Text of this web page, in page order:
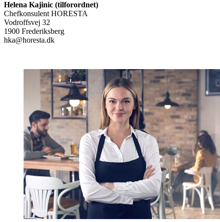
Helena Kajinic (tilforordnet)
Chefkonsulent HORESTA
Vodroffsvej 32
1900 Frederiksberg
hka@horesta.dk